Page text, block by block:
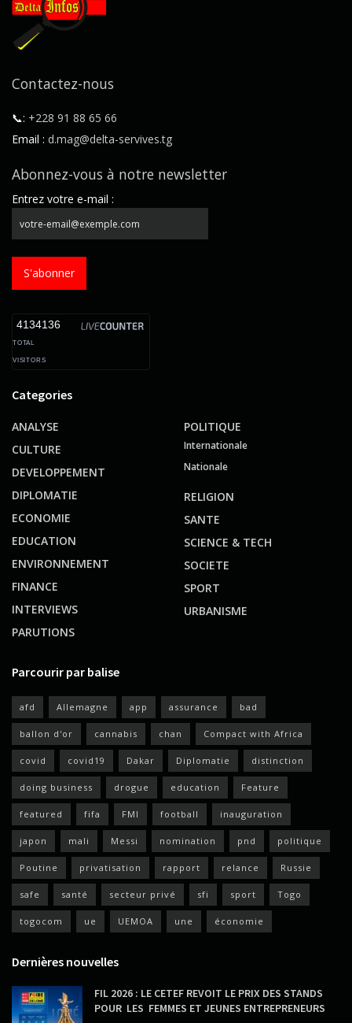
Contactez-nous
📞: +228 91 88 65 66
Email : d.mag@delta-servives.tg
Abonnez-vous à notre newsletter
Entrez votre e-mail :
S'abonner
4134136
TOTAL
VISITORS
Categories
ANALYSE
CULTURE
DEVELOPPEMENT
DIPLOMATIE
ECONOMIE
EDUCATION
ENVIRONNEMENT
FINANCE
INTERVIEWS
PARUTIONS
POLITIQUE
Internationale
Nationale
RELIGION
SANTE
SCIENCE & TECH
SOCIETE
SPORT
URBANISME
Parcourir par balise
afd Allemagne app assurance bad
ballon d'or cannabis chan Compact with Africa
covid covid19 Dakar Diplomatie distinction
doing business drogue education Feature
featured fifa FMI football inauguration
japon mali Messi nomination pnd politique
Poutine privatisation rapport relance Russie
safe santé secteur privé sfi sport Togo
togocom ue UEMOA une économie
Dernières nouvelles
FIL 2026 : LE CETEF REVOIT LE PRIX DES STANDS
POUR LES FEMMES ET JEUNES ENTREPRENEURS